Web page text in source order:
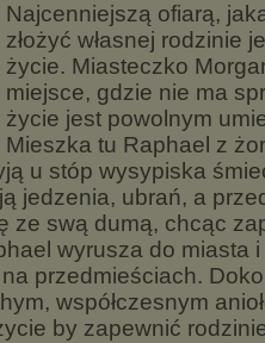
Najcenniejszą ofiarą,
złożyć własnej rodzinie
życie. Miasteczko
miejsce, gdzie nie ma
życie jest powolnym
Mieszka tu Raphael z
u stóp wysypiska
jedzenia, ubrań, a
ze swą dumą, chcąc
wyrusza do miasta
przedmieściach.
współczesnym
by zapewnić